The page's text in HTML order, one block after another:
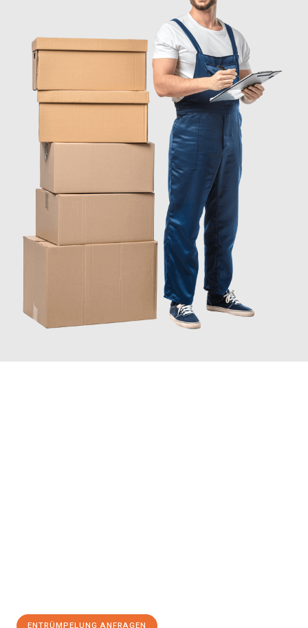
ENTRÜMPELUNG ANFRAGEN